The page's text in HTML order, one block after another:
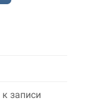
к записи